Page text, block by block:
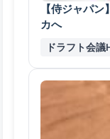
【侍ジャパ
カへ
ドラフト会議